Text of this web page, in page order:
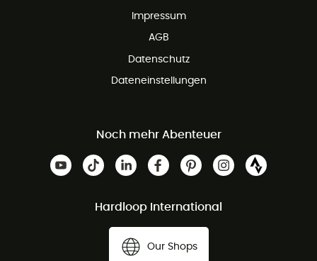
Impressum
AGB
Datenschutz
Dateneinstellungen
Noch mehr Abenteuer
Hardloop International
Our Shops